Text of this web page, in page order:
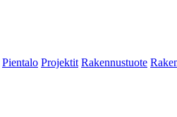
Pientalo Projektit Rakennustuote